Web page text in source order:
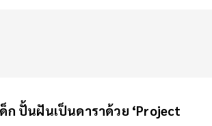
ด็ก ปั้นฝันเป็นดาราด้วย ‘Project